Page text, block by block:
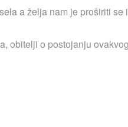
a želja nam je proširiti
obitelji o postojanju